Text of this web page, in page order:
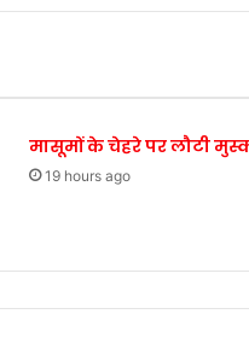
मासूमों के चेहरे पर लौटी
19 hours ago